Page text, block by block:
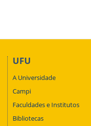
UFU
A Universidade
Campi
Faculdades e Institutos
Bibliotecas